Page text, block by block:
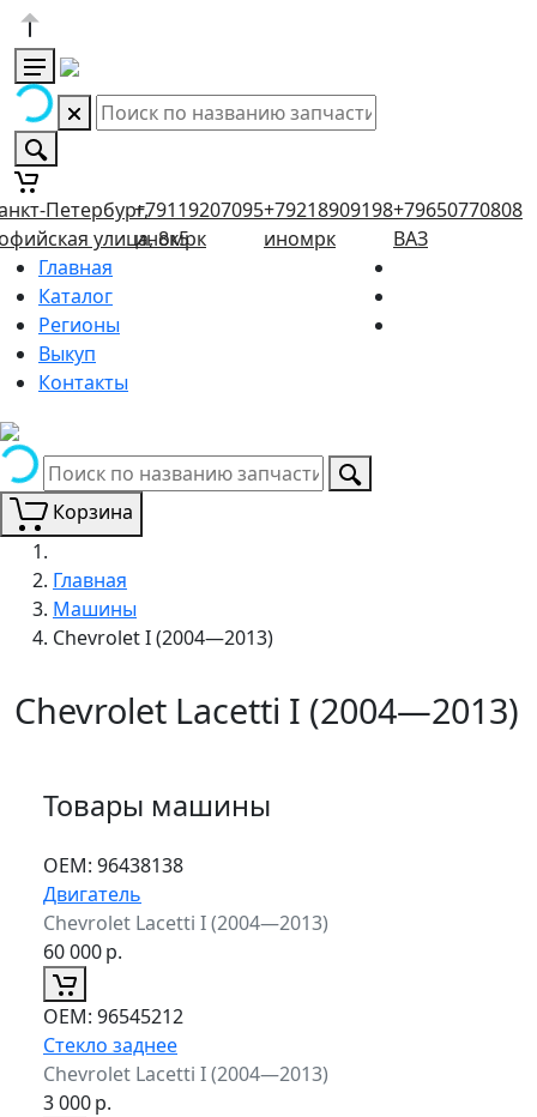
Петербург,
улица, 8к5
+79119207095
иномрк
+79218909198
иномрк
+79650770808
ВАЗ
Главная
Каталог
Регионы
Выкуп
Контакты
Корзина
Главная
Машины
Chevrolet I (2004—2013)
Chevrolet Lacetti I (2004—2013)
Товары машины
ОЕМ: 96438138
Двигатель
Chevrolet Lacetti I (2004—2013)
60 000р.
ОЕМ: 96545212
Стекло заднее
Chevrolet Lacetti I (2004—2013)
3 000р.